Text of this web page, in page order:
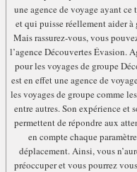
une agence de voyage ayant ce
et qui puisse réellement aider à
Mais rassurez-vous, vous
l’agence Découvertes Évasion.
pour les voyages de groupe
est en effet une agence de
les voyages de groupe comme
entre autres. Son expérience et
permettent de répondre aux
en compte chaque
déplacement. Ainsi, vous
préoccuper et vous pourrez